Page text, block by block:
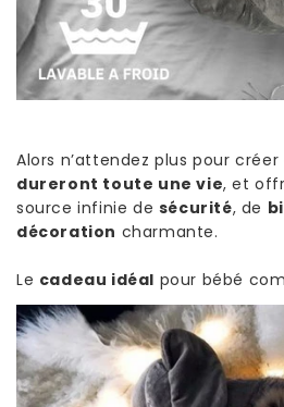
Alors n’attendez plus pour
dureront toute une vie, et
source infinie de sécurité, de
décoration charmante.
Le cadeau idéal pour bébé